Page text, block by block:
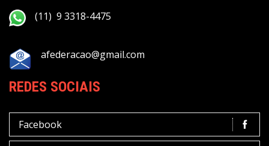
(11) 9 3318-4475
afederacao@gmail.com
REDES SOCIAIS
Facebook